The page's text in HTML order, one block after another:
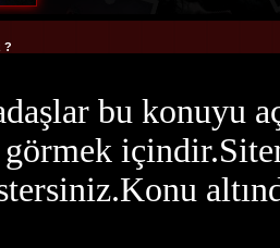
?
bu konuyu